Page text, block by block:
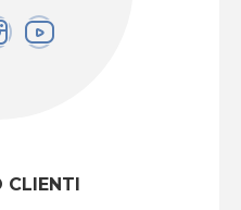
CLIENTI